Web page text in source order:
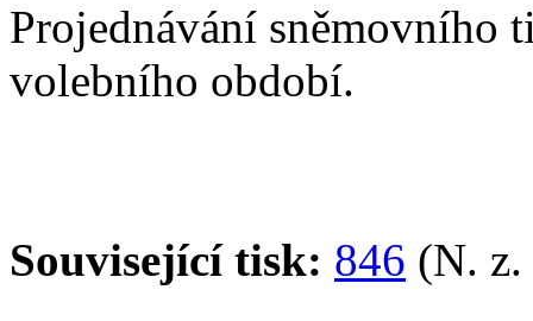
Projednávání sněmovního
volebního období.
Související tisk: 846 (N. z.